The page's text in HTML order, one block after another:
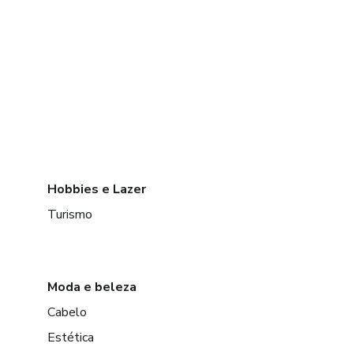
Hobbies e Lazer
Turismo
Moda e beleza
Cabelo
Estética